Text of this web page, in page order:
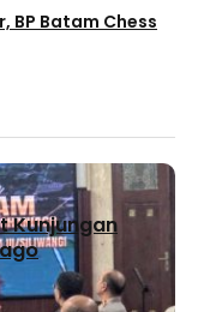
BP Batam Chess
Kunjungan